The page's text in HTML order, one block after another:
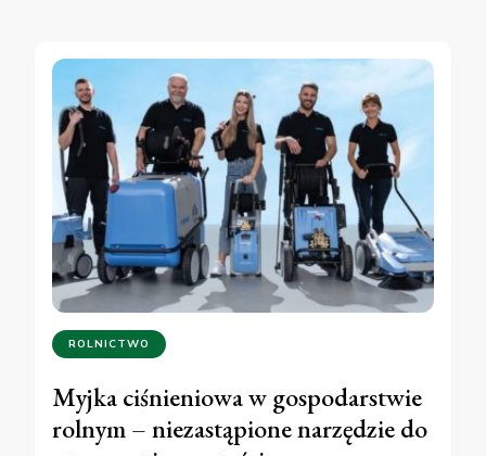
ROLNICTWO
Myjka ciśnieniowa w gospodarstwie
rolnym – niezastąpione narzędzie do